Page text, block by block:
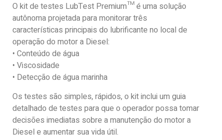
O kit de testes LubTest Premium™ é uma solução
autônoma projetada para monitorar três
características principais do lubrificante no local de
operação do motor a Diesel:
• Conteúdo de água
• Viscosidade
• Detecção de água marinha
Os testes são simples, rápidos, o kit inclui um guia
detalhado de testes para que o operador possa tomar
decisões imediatas sobre a manutenção do motor a
Diesel e aumentar sua vida útil.